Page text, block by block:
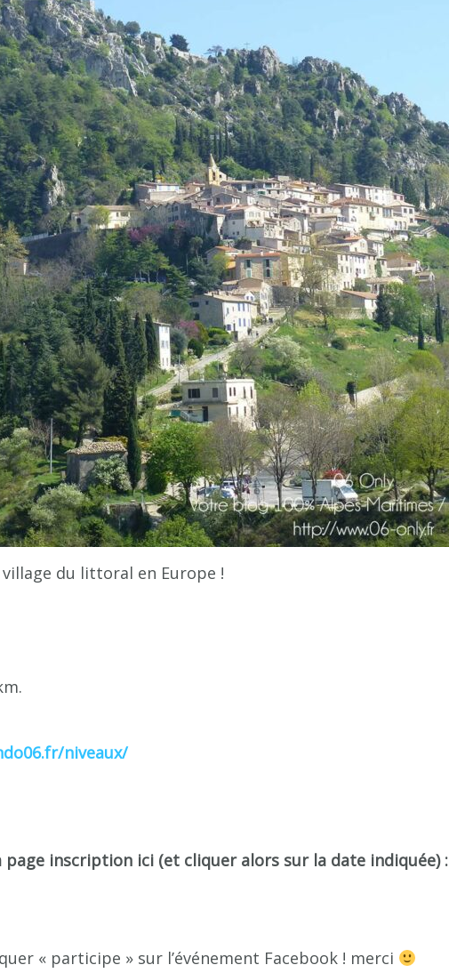
du littoral en Europe !
niveaux/
page inscription ici (et cliquer alors sur la date indiquée) :
« participe » sur l’événement Facebook ! merci